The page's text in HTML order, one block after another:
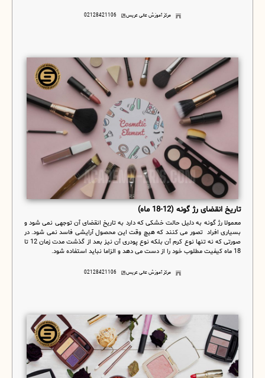
مرکز آموزش عالی عریس 02128421106
تاریخ انقضای رژ گونه (12-18 ماه)
معمولا رژ گونه به دلیل حالت خشکی که دارد به تاریخ انقضای آن توجهی نمی شود و
بسیاری افراد تصور می کنند که هیچ وقت این محصول آرایشی فاسد نمی شود. در
صورتی که نه تنها نوع کرم آن بلکه نوع پودری آن نیز بعد از گذشت مدت زمان 12 تا
18 ماه کیفیت مطلوب خود را از دست می دهد و الزاما نباید استفاده شود.
مرکز آموزش عالی عریس 02128421106